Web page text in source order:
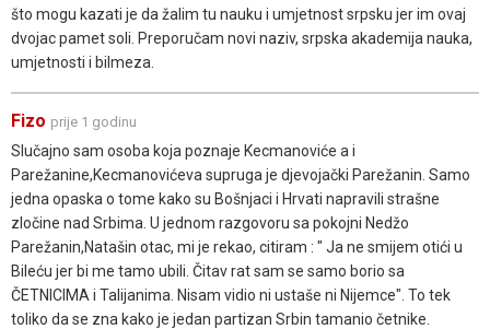
što mogu kazati je da žalim tu nauku i umjetnost srpsku jer im ovaj
dvojac pamet soli. Preporučam novi naziv, srpska akademija nauka,
umjetnosti i bilmeza.
Fizo prije 1 godinu
Slučajno sam osoba koja poznaje Kecmanoviće a i
Parežanine,Kecmanovićeva supruga je djevojački Parežanin. Samo
jedna opaska o tome kako su Bošnjaci i Hrvati napravili strašne
zločine nad Srbima. U jednom razgovoru sa pokojni Nedžo
Parežanin,Natašin otac, mi je rekao, citiram : " Ja ne smijem otići u
Bileću jer bi me tamo ubili. Čitav rat sam se samo borio sa
ČETNICIMA i Talijanima. Nisam vidio ni ustaše ni Nijemce". To tek
toliko da se zna kako je jedan partizan Srbin tamanio četnike.